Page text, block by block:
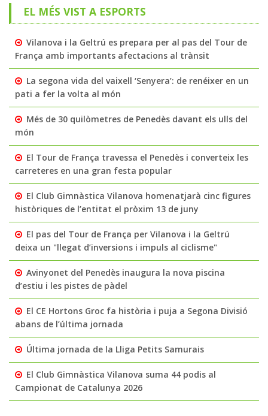
EL MÉS VIST A ESPORTS
Vilanova i la Geltrú es prepara per al pas del Tour de
França amb importants afectacions al trànsit
La segona vida del vaixell ‘Senyera’: de renéixer en un
pati a fer la volta al món
Més de 30 quilòmetres de Penedès davant els ulls del
món
El Tour de França travessa el Penedès i converteix les
carreteres en una gran festa popular
El Club Gimnàstica Vilanova homenatjarà cinc figures
històriques de l’entitat el pròxim 13 de juny
El pas del Tour de França per Vilanova i la Geltrú
deixa un "llegat d’inversions i impuls al ciclisme"
Avinyonet del Penedès inaugura la nova piscina
d’estiu i les pistes de pàdel
El CE Hortons Groc fa història i puja a Segona Divisió
abans de l’última jornada
Última jornada de la Lliga Petits Samurais
El Club Gimnàstica Vilanova suma 44 podis al
Campionat de Catalunya 2026